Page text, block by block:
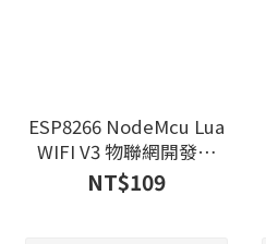
ESP8266 NodeMcu Lua
WIFI V3 物聯網開發板
(Tyep-C)
NT$109